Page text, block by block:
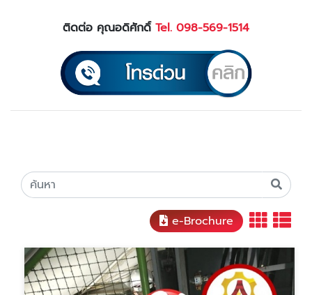
ติดต่อ คุณอดิศักดิ์ Tel. 098-569-1514
e-Brochure